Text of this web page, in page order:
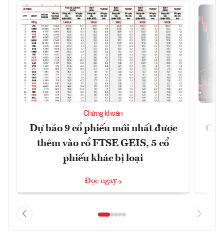
Chứng khoán
Dự báo 9 cổ phiếu mới nhất được
thêm vào rổ FTSE GEIS, 5 cổ
phiếu khác bị loại
Đọc ngay
Có